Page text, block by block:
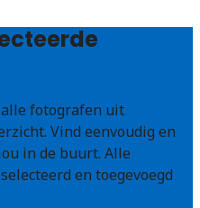
alle fotografen uit
Vind eenvoudig en
in de buurt. Alle
en toegevoegd